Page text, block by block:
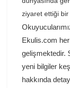
ziyaret ettiği bir
Ekulis.com
gelişmektedir.
yeni bilgiler
hakkında